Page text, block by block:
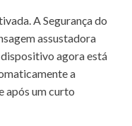
A Segurança do
assustadora
agora está
a
após um curto